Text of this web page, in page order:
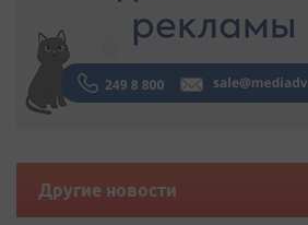
Другие новости